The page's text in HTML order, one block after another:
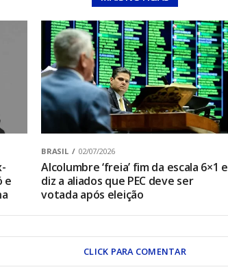
e
BRASIL 02/07/2026
Alcolumbre ‘freia’ fim da escala 6×1 e
diz a aliados que PEC deve ser
votada após eleição
CLICK PARA COMENTAR